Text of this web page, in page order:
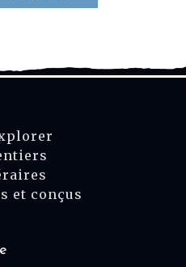
et conçus